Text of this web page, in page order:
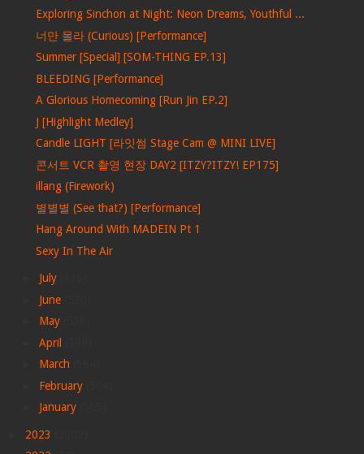
Exploring Sinchon at Night: Neon Dreams, Youthful ...
너만 몰라 (Curious) [Performance]
Summer [Special] [SOM-THING EP.13]
BLEEDING [Performance]
A Glorious Homecoming [Run Jin EP.2]
J [Highlight Medley]
Candle LIGHT [라잇썸 Stage Cam @ MINI LIVE]
콘서트 VCR 촬영 현장 DAY2 [ITZY?ITZY! EP175]
illang (Firework)
별별별 (See that?) [Performance]
Hang Around With MADEIN Pt 1
Sexy In The Air
July
June
May
April
March
February
January
2023